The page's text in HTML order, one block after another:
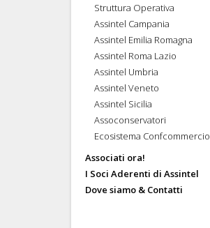
Struttura Operativa
Assintel Campania
Assintel Emilia Romagna
Assintel Roma Lazio
Assintel Umbria
Assintel Veneto
Assintel Sicilia
Assoconservatori
Ecosistema Confcommercio
Associati ora!
I Soci Aderenti di Assintel
Dove siamo & Contatti